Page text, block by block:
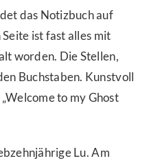
das Notizbuch auf
ist fast alles mit
worden. Die Stellen,
Buchstaben. Kunstvoll
to my Ghost
Lu. Am